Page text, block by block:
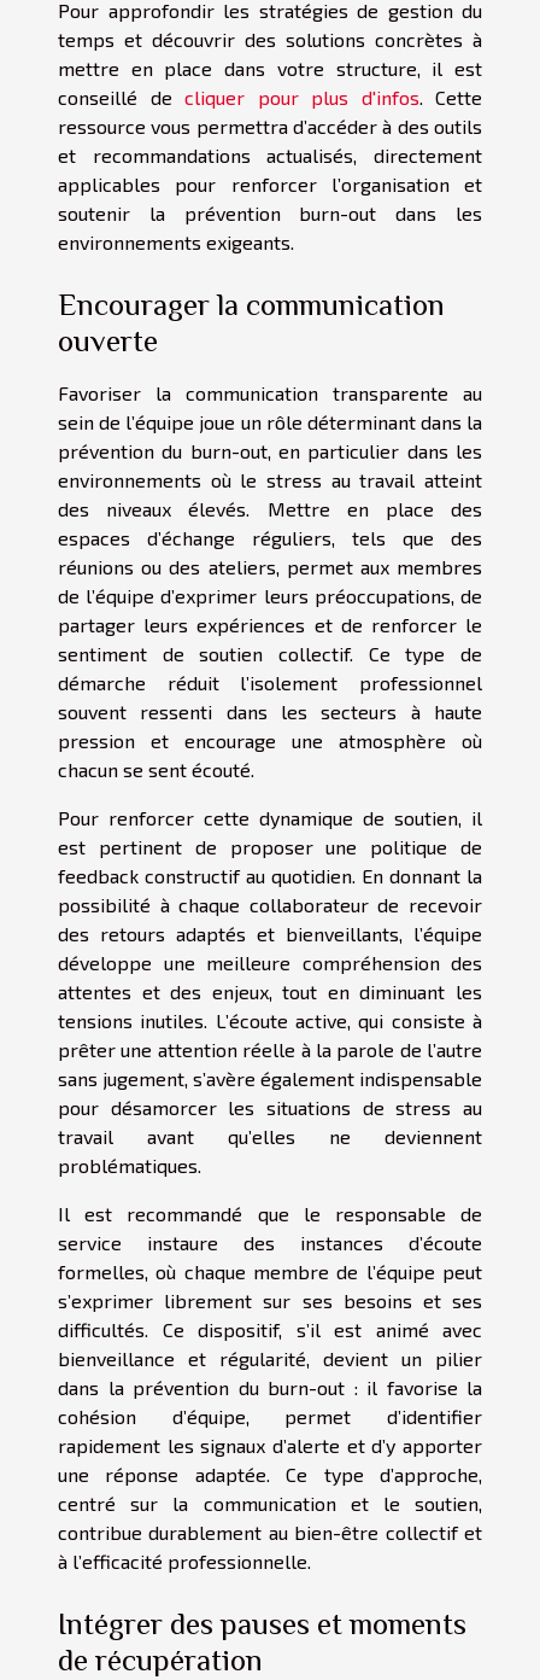
Pour approfondir les stratégies de gestion du
temps et découvrir des solutions concrètes à
mettre en place dans votre structure, il est
conseillé de cliquer pour plus d'infos. Cette
ressource vous permettra d’accéder à des outils
et recommandations actualisés, directement
applicables pour renforcer l’organisation et
soutenir la prévention burn-out dans les
environnements exigeants.
Encourager la communication
ouverte
Favoriser la communication transparente au
sein de l’équipe joue un rôle déterminant dans la
prévention du burn-out, en particulier dans les
environnements où le stress au travail atteint
des niveaux élevés. Mettre en place des
espaces d’échange réguliers, tels que des
réunions ou des ateliers, permet aux membres
de l’équipe d’exprimer leurs préoccupations, de
partager leurs expériences et de renforcer le
sentiment de soutien collectif. Ce type de
démarche réduit l’isolement professionnel
souvent ressenti dans les secteurs à haute
pression et encourage une atmosphère où
chacun se sent écouté.
Pour renforcer cette dynamique de soutien, il
est pertinent de proposer une politique de
feedback constructif au quotidien. En donnant la
possibilité à chaque collaborateur de recevoir
des retours adaptés et bienveillants, l’équipe
développe une meilleure compréhension des
attentes et des enjeux, tout en diminuant les
tensions inutiles. L’écoute active, qui consiste à
prêter une attention réelle à la parole de l’autre
sans jugement, s’avère également indispensable
pour désamorcer les situations de stress au
travail avant qu’elles ne deviennent
problématiques.
Il est recommandé que le responsable de
service instaure des instances d’écoute
formelles, où chaque membre de l’équipe peut
s’exprimer librement sur ses besoins et ses
difficultés. Ce dispositif, s’il est animé avec
bienveillance et régularité, devient un pilier
dans la prévention du burn-out : il favorise la
cohésion d’équipe, permet d’identifier
rapidement les signaux d’alerte et d’y apporter
une réponse adaptée. Ce type d’approche,
centré sur la communication et le soutien,
contribue durablement au bien-être collectif et
à l’efficacité professionnelle.
Intégrer des pauses et moments
de récupération